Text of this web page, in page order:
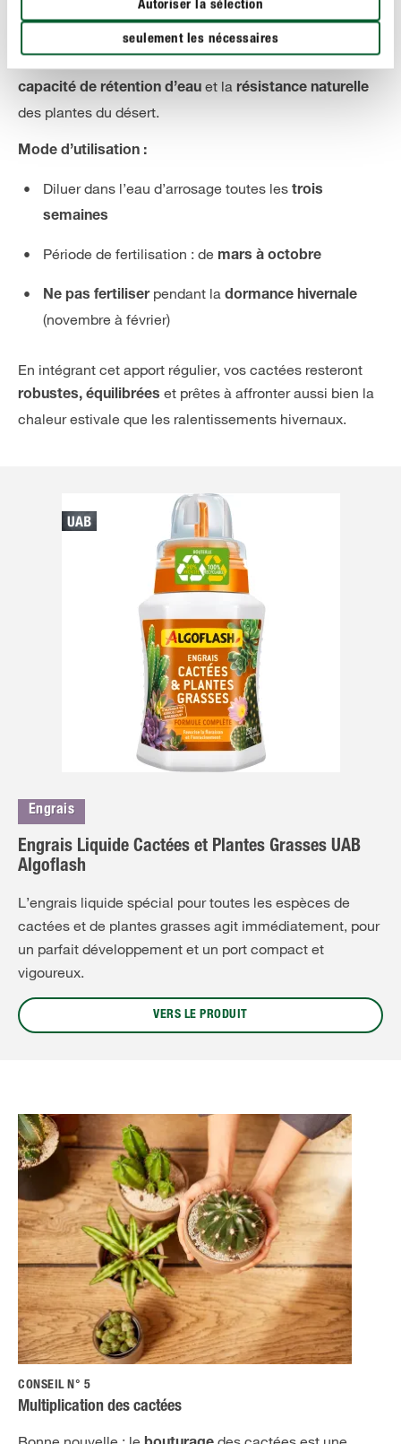
Autoriser la sélection
seulement les nécessaires
pour cactées et plantes grasses Algoflash
teneur élevée en potassium, il favorise un
, tout en renforçant la
capacité de rétention d’eau et la résistance naturelle
des plantes du désert.
Mode d’utilisation :
Diluer dans l’eau d’arrosage toutes les trois
semaines
Période de fertilisation : de mars à octobre
Ne pas fertiliserpendant la dormance hivernale
(novembre à février)
En intégrant cet apport régulier, vos cactées resteront
robustes, équilibrées et prêtes à affronter aussi bien la
chaleur estivale que les ralentissements hivernaux.
Engrais
Engrais Liquide Cactées et Plantes Grasses UAB
Algoflash
L’engrais liquide spécial pour toutes les espèces de
cactées et de plantes grasses agit immédiatement, pour
un parfait développement et un port compact et
vigoureux.
VERS LE PRODUIT
CONSEIL N° 5
Multiplication des cactées